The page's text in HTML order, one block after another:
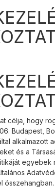
célja, hogy
Budapest,
alkalmazott
és a
egyebek
összehangban.